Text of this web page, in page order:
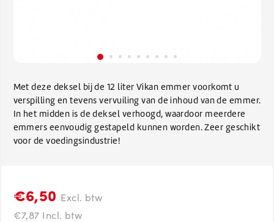
Met deze deksel bij de 12 liter Vikan emmer voorkomt u
verspilling en tevens vervuiling van de inhoud van de emmer.
In het midden is de deksel verhoogd, waardoor meerdere
emmers eenvoudig gestapeld kunnen worden. Zeer geschikt
voor de voedingsindustrie!
€6,50 Excl. btw
€7,87 Incl. btw